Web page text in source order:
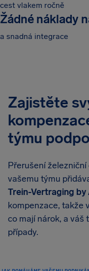
cest vlakem ročně
Žádné náklady
a snadná integrace
Zajistěte
týmu
Přerušení
vašemu týmu
Trein-Vertraging by
kompenzace, takže
co mají nárok, a váš
případy.